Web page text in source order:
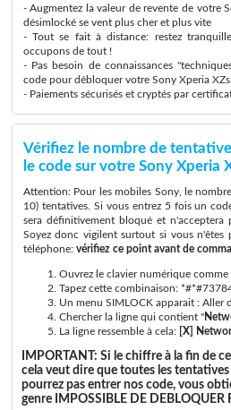
- Augmentez la valeur de revente de votre
désimlocké se vent plus cher et plus vite
- Tout se fait à distance: restez
occupons de tout !
- Pas besoin de connaissances
code pour débloquer votre Sony Xperia XZs
- Paiements sécurisés et cryptés par
Vérifiez le nombre de
le code sur votre Sony Xperia
Attention: Pour les mobiles Sony, le
10) tentatives. Si vous entrez 5 fois un
sera définitivement bloqué et n'acceptera
Soyez donc vigilent surtout si vous n'êtes
téléphone: vérifiez ce point avant de
Ouvrez le clavier numérique comme
Tapez cette combinaison:
Un menu SIMLOCK apparait : Aller
Chercher la ligne qui contient "
La ligne ressemble à cela: [X]
IMPORTANT: Si le chiffre à la fin de
cela veut dire que toutes les
pourrez pas entrer nos code, vous
genre
IMPOSSIBLE DE DEBLOQUER